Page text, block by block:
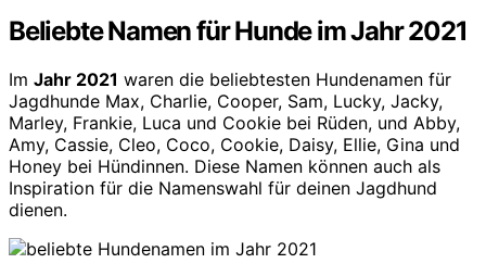
Beliebte Namen für Hunde im Jahr 2021
Im Jahr 2021 waren die beliebtesten Hundenamen für
Jagdhunde Max, Charlie, Cooper, Sam, Lucky, Jacky,
Marley, Frankie, Luca und Cookie bei Rüden, und Abby,
Amy, Cassie, Cleo, Coco, Cookie, Daisy, Ellie, Gina und
Honey bei Hündinnen. Diese Namen können auch als
Inspiration für die Namenswahl für deinen Jagdhund
dienen.